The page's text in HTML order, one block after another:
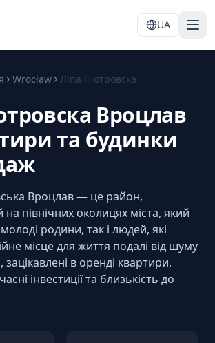
UA
Wrocław Ліпа Піотровска
Вроцлав
та будинки
Вроцлав — це район,
північних околицях міста, який
родини, так і людей, які
місце для життя подалі від шуму
в оренді квартири,
інвестиції та близькість до